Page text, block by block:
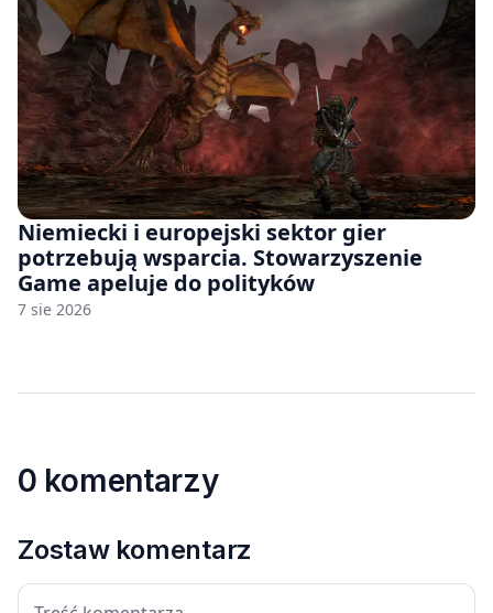
Niemiecki i europejski sektor gier
potrzebują wsparcia. Stowarzyszenie
Game apeluje do polityków
7 sie 2026
0 komentarzy
Zostaw komentarz